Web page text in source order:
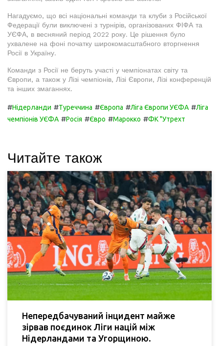
Нагадуємо, що всі національні команди та клуби з Російської
Федерації були виключені з турнірів, організованих ФІФА та
УЄФА, в весняний період 2022 року. Це рішення було
ухвалене на фоні початку широкомасштабного вторгнення
Росії в Україну.
Команди з Росії не беруть участі у чемпіонатах світу та
Європи, а також у Лізі чемпіонів, Лізі Європи, Лізі конференцій
та інших змаганнях.
#Нідерланди #Туреччина #Європа #Ліга Європи УЄФА #Ліга
чемпіонів УЄФА #Росія #Євро #Марокко #ФК "Утрехт
Читайте також
Непередбачуваний інцидент майже
зірвав поєдинок Ліги націй між
Нідерландами та Угорщиною.